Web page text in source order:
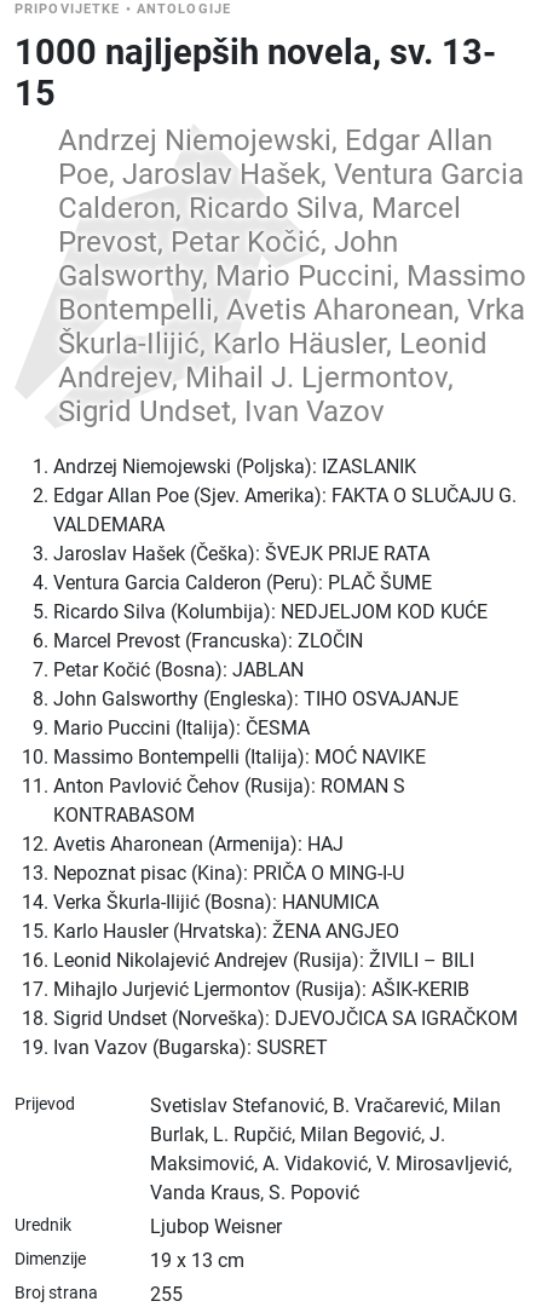
PRIPOVIJETKE • ANTOLOGIJE
1000 najljepših novela, sv. 13-
15
Andrzej Niemojewski, Edgar Allan
Poe, Jaroslav Hašek, Ventura Garcia
Calderon, Ricardo Silva, Marcel
Prevost, Petar Kočić, John
Galsworthy, Mario Puccini, Massimo
Bontempelli, Avetis Aharonean, Vrka
Škurla-Ilijić, Karlo Häusler, Leonid
Andrejev, Mihail J. Ljermontov,
Sigrid Undset, Ivan Vazov
Andrzej Niemojewski (Poljska): IZASLANIK
Edgar Allan Poe (Sjev. Amerika): FAKTA O SLUČAJU G.
VALDEMARA
Jaroslav Hašek (Češka): ŠVEJK PRIJE RATA
Ventura Garcia Calderon (Peru): PLAČ ŠUME
Ricardo Silva (Kolumbija): NEDJELJOM KOD KUĆE
Marcel Prevost (Francuska): ZLOČIN
Petar Kočić (Bosna): JABLAN
John Galsworthy (Engleska): TIHO OSVAJANJE
Mario Puccini (Italija): ČESMA
Massimo Bontempelli (Italija): MOĆ NAVIKE
Anton Pavlović Čehov (Rusija): ROMAN S
KONTRABASOM
Avetis Aharonean (Armenija): HAJ
Nepoznat pisac (Kina): PRIČA O MING-I-U
Verka Škurla-Ilijić (Bosna): HANUMICA
Karlo Hausler (Hrvatska): ŽENA ANGJEO
Leonid Nikolajević Andrejev (Rusija): ŽIVILI – BILI
Mihajlo Jurjević Ljermontov (Rusija): AŠIK-KERIB
Sigrid Undset (Norveška): DJEVOJČICA SA IGRAČKOM
Ivan Vazov (Bugarska): SUSRET
Prijevod
Svetislav Stefanović, B. Vračarević, Milan
Burlak, L. Rupčić, Milan Begović, J.
Maksimović, A. Vidaković, V. Mirosavljević,
Vanda Kraus, S. Popović
Urednik Ljubop Weisner
Dimenzije 19 x 13 cm
Broj strana 255